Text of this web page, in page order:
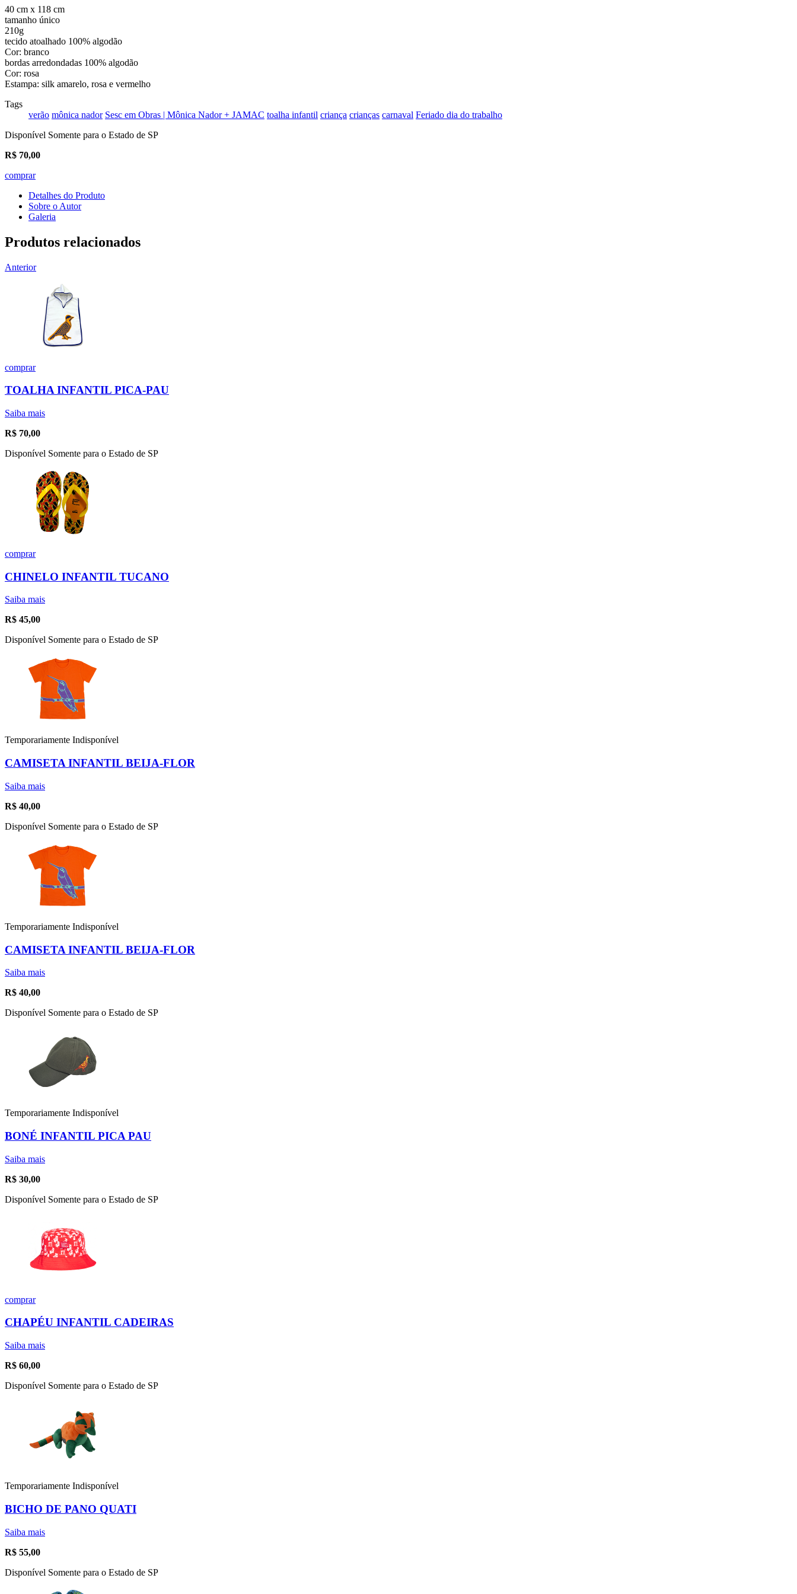
40 cm x 118 cm
tamanho único
210g
tecido atoalhado 100% algodão
Cor: branco
bordas arredondadas 100% algodão
Cor: rosa
Estampa: silk amarelo, rosa e vermelho
Tags
verão mônica nador Sesc em Obras | Mônica Nador + JAMAC toalha infantil criança crianças carnaval Feriado dia do trabalho
Disponível Somente para o Estado de SP
R$ 70,00
comprar
Detalhes do Produto
Sobre o Autor
Galeria
Produtos relacionados
Anterior
comprar
TOALHA INFANTIL PICA-PAU
Saiba mais
R$ 70,00
Disponível Somente para o Estado de SP
comprar
CHINELO INFANTIL TUCANO
Saiba mais
R$ 45,00
Disponível Somente para o Estado de SP
Temporariamente Indisponível
CAMISETA INFANTIL BEIJA-FLOR
Saiba mais
R$ 40,00
Disponível Somente para o Estado de SP
Temporariamente Indisponível
CAMISETA INFANTIL BEIJA-FLOR
Saiba mais
R$ 40,00
Disponível Somente para o Estado de SP
Temporariamente Indisponível
BONÉ INFANTIL PICA PAU
Saiba mais
R$ 30,00
Disponível Somente para o Estado de SP
comprar
CHAPÉU INFANTIL CADEIRAS
Saiba mais
R$ 60,00
Disponível Somente para o Estado de SP
Temporariamente Indisponível
BICHO DE PANO QUATI
Saiba mais
R$ 55,00
Disponível Somente para o Estado de SP